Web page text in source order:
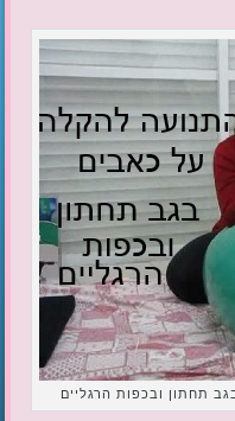
תחתון ובכפות הרגליים